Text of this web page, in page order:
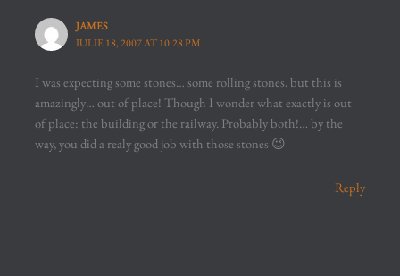
JAMES
IULIE 18, 2007 AT 10:28 PM
I was expecting some stones… some rolling stones, but this is
amazingly… out of place! Though I wonder what exactly is out
of place: the building or the railway. Probably both!… by the
way, you did a realy good job with those stones 😉
Reply